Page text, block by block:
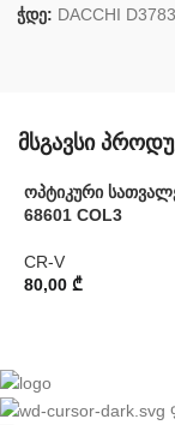
ჭდე: DACCHI
მსგავსი
ოპტიკური
68601 COL3
CR-V
80,00 ₾